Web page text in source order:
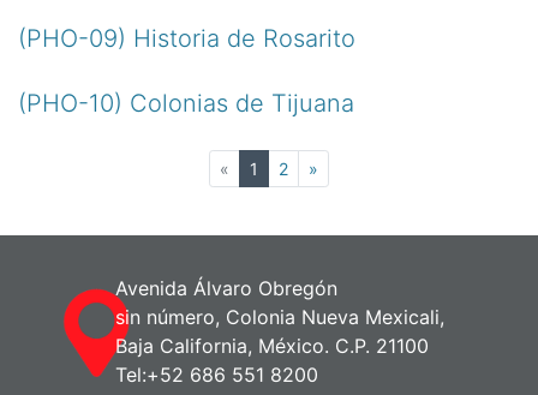
(PHO-09) Historia de Rosarito
(PHO-10) Colonias de Tijuana
« 1 (current)
2 »
Avenida Álvaro Obregón
sin número, Colonia Nueva Mexicali,
Baja California, México. C.P. 21100
Tel:+52 686 551 8200